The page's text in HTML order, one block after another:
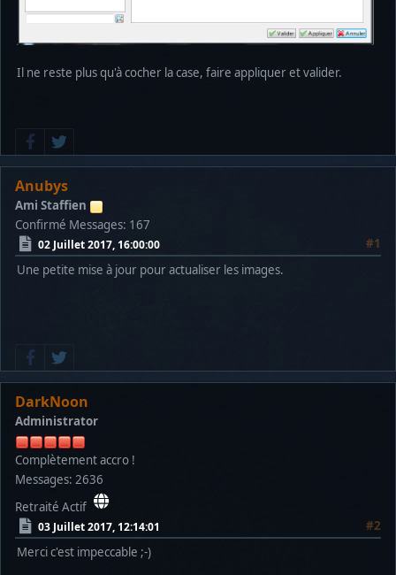
Il ne reste plus qu'à cocher la case, faire appliquer et valider.
Anubys
Ami Staffien
Confirmé Messages: 167
02 Juillet 2017, 16:00:00
#1
Une petite mise à jour pour actualiser les images.
DarkNoon
Administrator
Complètement accro !
Messages: 2636
Retraité Actif
03 Juillet 2017, 12:14:01
#2
Merci c'est impeccable ;-)